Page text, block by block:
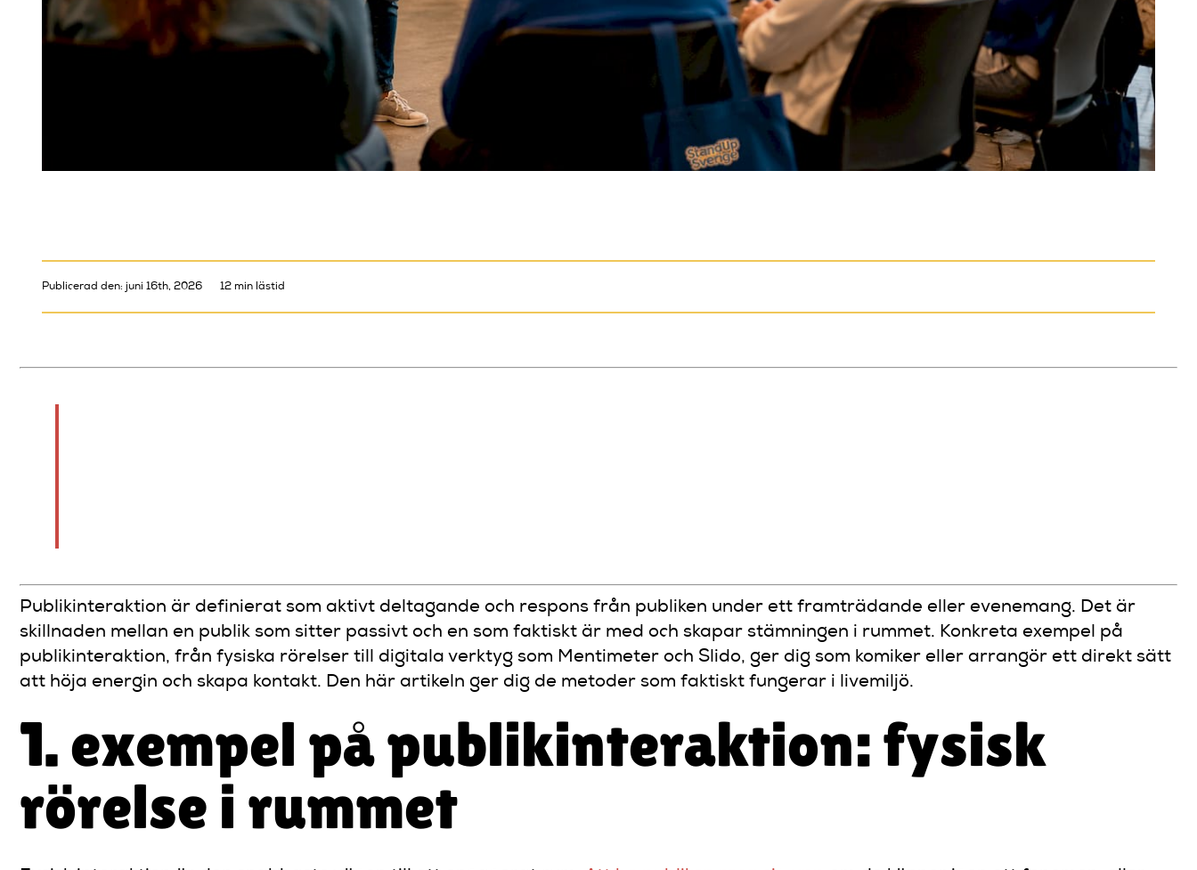
Publicerad den: juni 16th, 2026 12 min lästid
Publikinteraktion är definierat som aktivt deltagande och respons från publiken under ett framträdande eller evenemang. Det är
skillnaden mellan en publik som sitter passivt och en som faktiskt är med och skapar stämningen i rummet. Konkreta exempel på
publikinteraktion, från fysiska rörelser till digitala verktyg som Mentimeter och Slido, ger dig som komiker eller arrangör ett direkt sätt
att höja energin och skapa kontakt. Den här artikeln ger dig de metoder som faktiskt fungerar i livemiljö.
1. exempel på publikinteraktion: fysisk
rörelse i rummet